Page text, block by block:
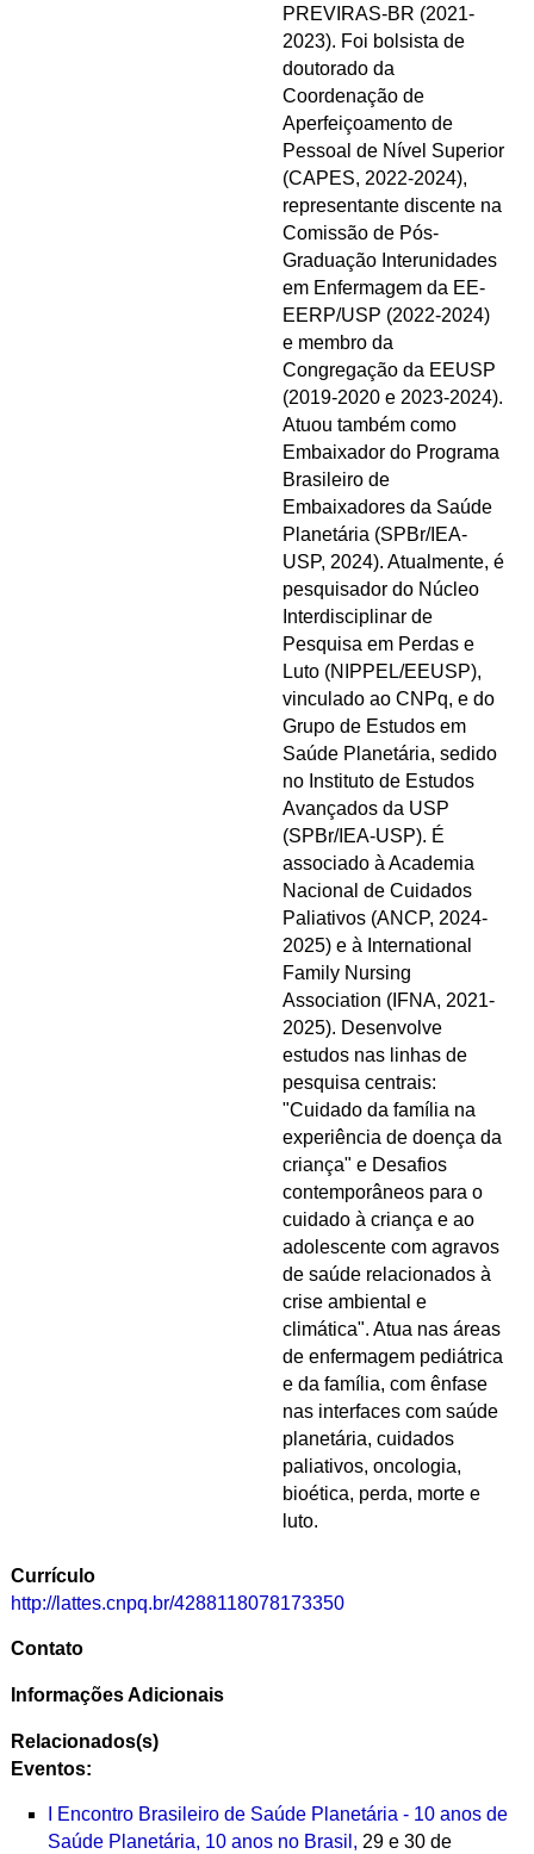
PREVIRAS-BR (2021-
2023). Foi bolsista de
doutorado da
Coordenação de
Aperfeiçoamento de
Pessoal de Nível Superior
(CAPES, 2022-2024),
representante discente na
Comissão de Pós-
Graduação Interunidades
em Enfermagem da EE-
EERP/USP (2022-2024)
e membro da
Congregação da EEUSP
(2019-2020 e 2023-2024).
Atuou também como
Embaixador do Programa
Brasileiro de
Embaixadores da Saúde
Planetária (SPBr/IEA-
USP, 2024). Atualmente, é
pesquisador do Núcleo
Interdisciplinar de
Pesquisa em Perdas e
Luto (NIPPEL/EEUSP),
vinculado ao CNPq, e do
Grupo de Estudos em
Saúde Planetária, sedido
no Instituto de Estudos
Avançados da USP
(SPBr/IEA-USP). É
associado à Academia
Nacional de Cuidados
Paliativos (ANCP, 2024-
2025) e à International
Family Nursing
Association (IFNA, 2021-
2025). Desenvolve
estudos nas linhas de
pesquisa centrais:
"Cuidado da família na
experiência de doença da
criança" e Desafios
contemporâneos para o
cuidado à criança e ao
adolescente com agravos
de saúde relacionados à
crise ambiental e
climática". Atua nas áreas
de enfermagem pediátrica
e da família, com ênfase
nas interfaces com saúde
planetária, cuidados
paliativos, oncologia,
bioética, perda, morte e
luto.
Currículo
http://lattes.cnpq.br/4288118078173350
Contato
Informações Adicionais
Relacionados(s)
Eventos:
I Encontro Brasileiro de Saúde Planetária - 10 anos de
Saúde Planetária, 10 anos no Brasil,29 e 30 de